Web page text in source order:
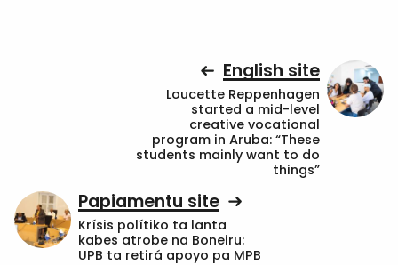
English site
Loucette Reppenhagen
started a mid-level
creative vocational
program in Aruba: “These
students mainly want to do
things”
Papiamentu site
Krísis polítiko ta lanta
kabes atrobe na Boneiru:
UPB ta retirá apoyo pa MPB